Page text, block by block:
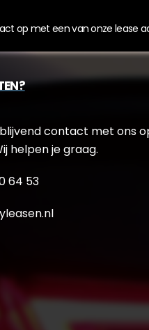
op met een van onze lease
contact met ons
helpen je graag.
64 53